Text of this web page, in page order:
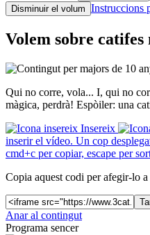
Disminuir el volum Instruccions
Volem sobre catifes
Qui no corre, vola... I, qui no
màgica, perdrà! Espòiler: una
Insereix
inserir el vídeo. Un cop
cmd+c per copiar, escape per
Copia aquest codi per afegir-lo
Anar al contingut
Programa sencer